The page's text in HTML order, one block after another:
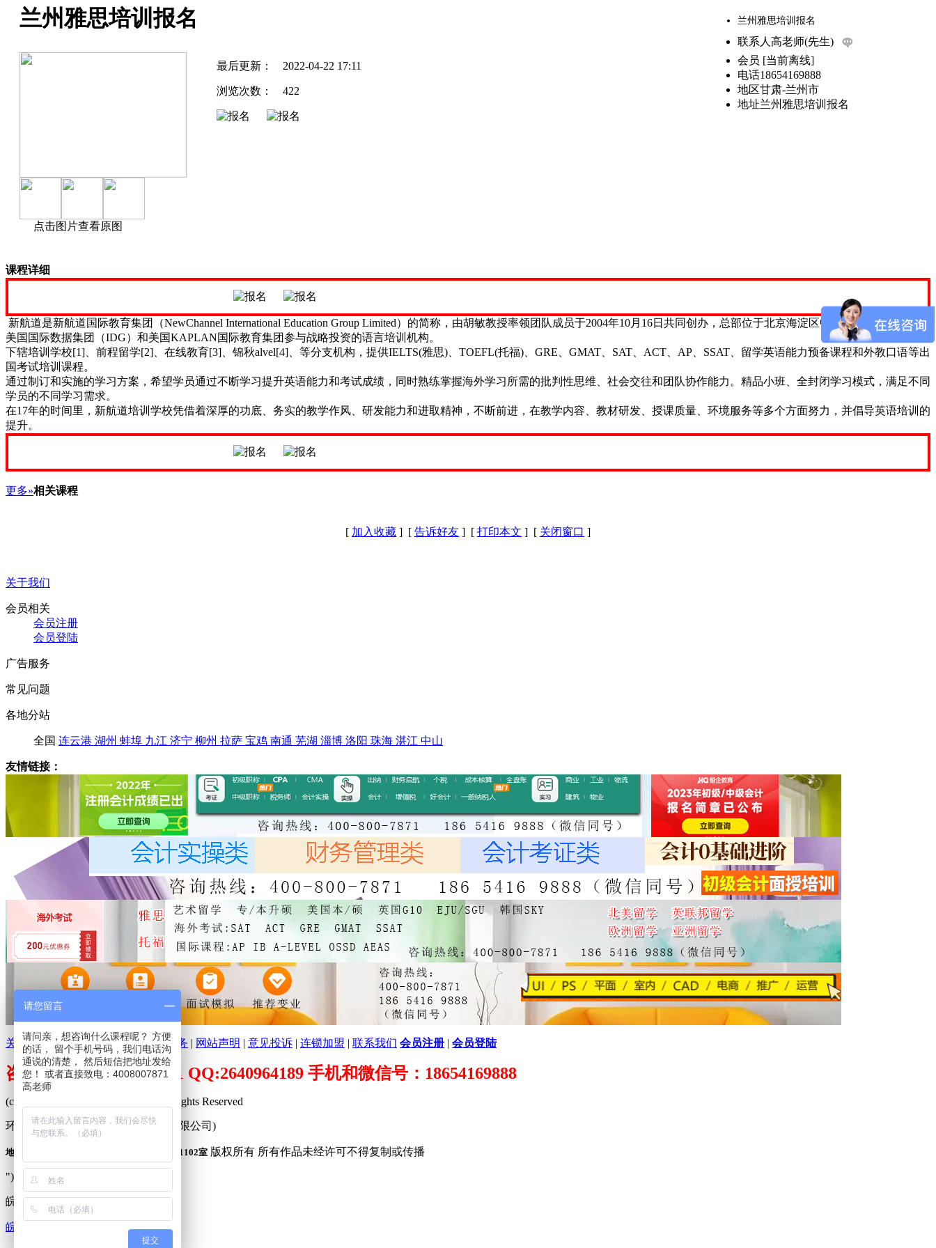
兰州雅思培训报名
点击图片查看原图
最后更新： 2022-04-22 17:11
浏览次数： 422
兰州雅思培训报名
联系人 高老师(先生)
会员 [当前离线]
电话18654169888
地区甘肃-兰州市
地址兰州雅思培训报名
课程详细
新航道是新航道国际教育集团（NewChannel International Education Group Limited）的简称，由胡敏教授率领团队成员于2004年10月16日共同创办，总部位于北京海淀区中关村。
美国国际数据集团（IDG）和美国KAPLAN国际教育集团参与战略投资的语言培训机构。
下辖培训学校[1]、前程留学[2]、在线教育[3]、锦秋alvel[4]、等分支机构，提供IELTS(雅思)、TOEFL(托福)、GRE、GMAT、SAT、ACT、AP、SSAT、留学英语能力预备课程和外教口语等出
国考试培训课程。
通过制订和实施的学习方案，希望学员通过不断学习提升英语能力和考试成绩，同时熟练掌握海外学习所需的批判性思维、社会交往和团队协作能力。精品小班、全封闭学习模式，满足不同
学员的不同学习需求。
在17年的时间里，新航道培训学校凭借着深厚的功底、务实的教学作风、研发能力和进取精神，不断前进，在教学内容、教材研发、授课质量、环境服务等多个方面努力，并倡导英语培训的
提升。
更多»相关课程
[ 加入收藏 ] [ 告诉好友 ] [ 打印本文 ] [ 关闭窗口 ]
关于我们
会员相关
会员注册
会员登陆
广告服务
常见问题
各地分站
全国 连云港 湖州 蚌埠 九江 济宁 柳州 拉萨 宝鸡 南通 芜湖 淄博 洛阳 珠海 湛江 中山
友情链接：
关于环球培训网|分支机构|广告服务 | 网站声明 | 意见投诉 | 连锁加盟 | 联系我们 会员注册 | 会员登陆
咨询电话：400-800-7871 QQ:2640964189 手机和微信号：18654169888
(c)2009-2026 www.peixuncn.net All Rights Reserved
环球培训网™ (合肥寰品信息科技有限公司)
地址：合肥市庐阳区固镇路3388号旭辉中心1102室 版权所有 所有作品未经许可不得复制或传播
"));
皖公网安备 34010302001240
皖ICP备09001683号-1
请您留言
请问亲，想咨询什么课程呢？ 方便
的话， 留个手机号码，我们电话沟
通说的清楚， 然后短信把地址发给
您！ 或者直接致电：4008007871
高老师
提交